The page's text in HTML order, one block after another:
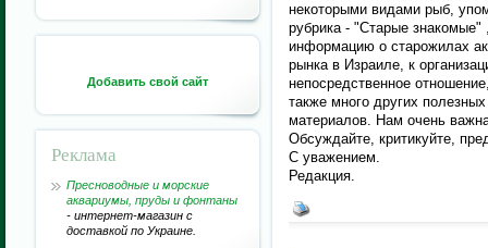
Добавить свой сайт
Реклама
Пресноводные и морские
аквариумы, пруды и фонтаны
- интернет-магазин с
доставкой по Украине.
некоторыми видами рыб,
рубрика - "Старые
информацию о старожилах
рынка в Израиле, к
непосредственное
также много других
материалов. Нам очень
Обсуждайте, критикуйте,
С уважением.
Редакция.